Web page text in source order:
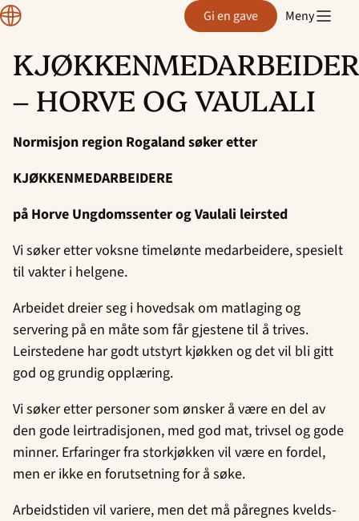
Hopp
innhold
Region
Rogaland Gi en gave Meny
– HORVE OG VAULALI
Normisjon region Rogaland søker etter
KJØKKENMEDARBEIDERE
på Horve Ungdomssenter og Vaulali leirsted
Vi søker etter voksne timelønte medarbeidere, spesielt
til vakter i helgene.
Arbeidet dreier seg i hovedsak om matlaging og
servering på en måte som får gjestene til å trives.
Leirstedene har godt utstyrt kjøkken og det vil bli gitt
god og grundig opplæring.
Vi søker etter personer som ønsker å være en del av
den gode leirtradisjonen, med god mat, trivsel og gode
minner. Erfaringer fra storkjøkken vil være en fordel,
men er ikke en forutsetning for å søke.
Arbeidstiden vil variere, men det må påregnes kvelds-